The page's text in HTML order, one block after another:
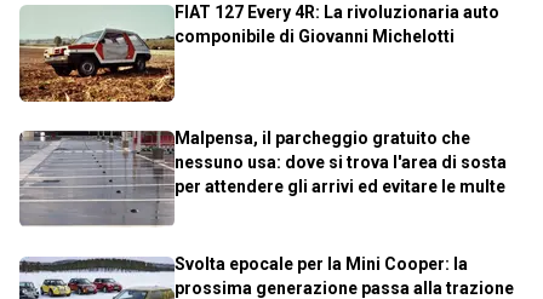
FIAT 127 Every 4R: La rivoluzionaria auto
componibile di Giovanni Michelotti
Malpensa, il parcheggio gratuito che
nessuno usa: dove si trova l'area di sosta
per attendere gli arrivi ed evitare le multe
Svolta epocale per la Mini Cooper: la
prossima generazione passa alla trazione